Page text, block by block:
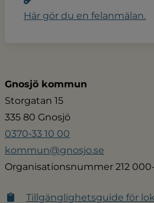
Här gör du en felanmälan.
Gnosjö kommun
Storgatan 15
335 80 Gnosjö
0370‑33 10 00
kommun@gnosjo.se
Organisationsnummer 212
Tillgänglighetsguide för